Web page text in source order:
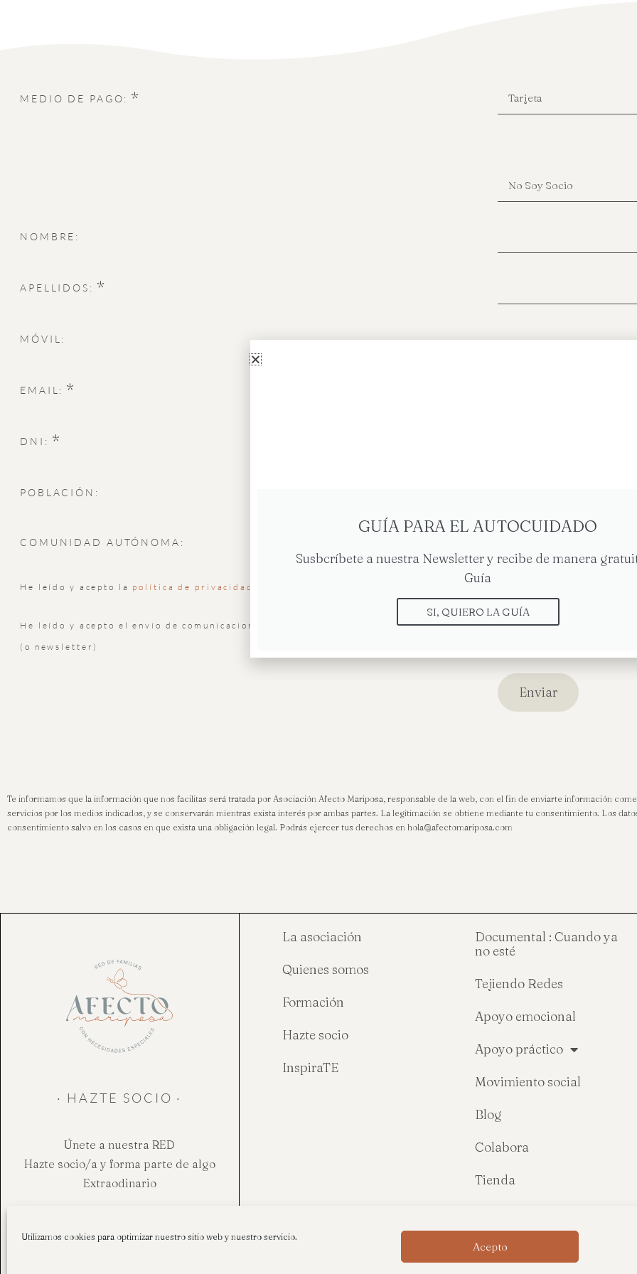
Utilizamos cookies para optimizar nuestro sitio web y nuestro servicio.
Acepto
MEDIO DE PAGO: *
NOMBRE:
APELLIDOS: *
MÓVIL:
EMAIL: *
DNI: *
POBLACIÓN:
COMUNIDAD AUTÓNOMA:
He leído y acepto la política de privacidad
He leído y acepto el envío de comunicaciones comerciales por correo electrónico
(o newsletter)
Te informamos que la información que nos facilitas será tratada por Asociación Afecto Mariposa, responsable de la web, con el fin de enviarte información
servicios por los medios indicados, y se conservarán mientras exista interés por ambas partes. La legitimación se obtiene mediante tu consentimiento. Los
consentimiento salvo en los casos en que exista una obligación legal. Podrás ejercer tus derechos en hola@afectomariposa.com
· HAZTE SOCIO ·
Únete a nuestra RED
Hazte socio/a y forma parte de algo
Extraodinario
Hazte socio
La asociación
Quienes somos
Formación
Hazte socio
InspiraTE
Documental : Cuando ya
no esté
Tejiendo Redes
Apoyo emocional
Apoyo práctico
Movimiento social
Blog
Colabora
Tienda
Política de privacidad Política de cookies Condiciones de
GUÍA PARA EL AUTOCUIDADO
Susbcríbete a nuestra Newsletter y recibe de manera
Guía
SI, QUIERO LA GUÍA